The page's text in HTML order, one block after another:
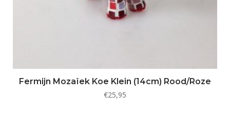
Fermijn Mozaïek Koe Klein (14cm) Rood/Roze
€25,95